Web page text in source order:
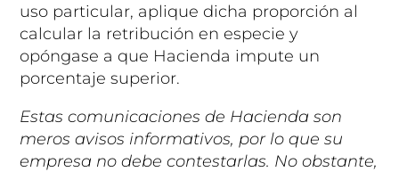
uso particular, aplique dicha proporción al
calcular la retribución en especie y
opóngase a que Hacienda impute un
porcentaje superior.
Estas comunicaciones de Hacienda son
meros avisos informativos, por lo que su
empresa no debe contestarlas. No obstante,